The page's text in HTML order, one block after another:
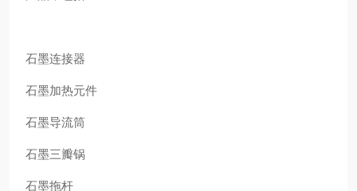
石墨连接器
石墨加热元件
石墨导流筒
石墨三瓣锅
石墨拖杆